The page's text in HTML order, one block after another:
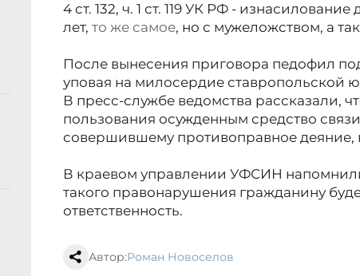
4 ст. 132, ч. 1 ст. 119 УК РФ -
лет, то же самое, но с мужеложством, а
После вынесения приговора педофил
уповая на милосердие ставропольской
В пресс-службе ведомства рассказали,
пользования осужденным средство
совершившему противоправное деяние,
В краевом управлении УФСИН
такого правонарушения гражданину
ответственность.
Автор:Роман Новоселов